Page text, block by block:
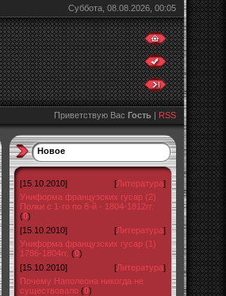
Суббота, 08.08.2026, 00:05
Приветствую Вас Гость | RSS
Новое
[15.10.2010] [Литература]
Униформа французских гусар (2)
Полки с 1-го по 8-й - 1804-1812гг.
(0)
[15.10.2010]
[Литература]
Униформа французских гусар (1)
1786-1804гг. (0)
[15.10.2010]
[Литература]
Почему Наполеона никогда не
существовало (0)